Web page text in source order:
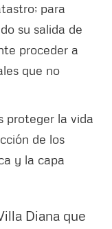
para
su salida de
proceder a
que no
proteger la vida
de los
y la capa
Diana que